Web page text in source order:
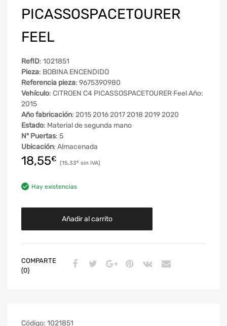
PICASSOSPACETOURER
FEEL
RefID: 1021851
Pieza: BOBINA ENCENDIDO
Referencia pieza: 9675390980
Vehículo: CITROEN C4 PICASSOSPACETOURER Feel Año:
2015
Año fabricación: 2015 2016 2017 2018 2019 2020
Estado: Material de segunda mano
Nº Puertas: 5
Ubicación: Almacenada
18,55€ 15,33€
Hay existencias
Añadir al carrito
COMPARTE
(0)
Código: 1021851